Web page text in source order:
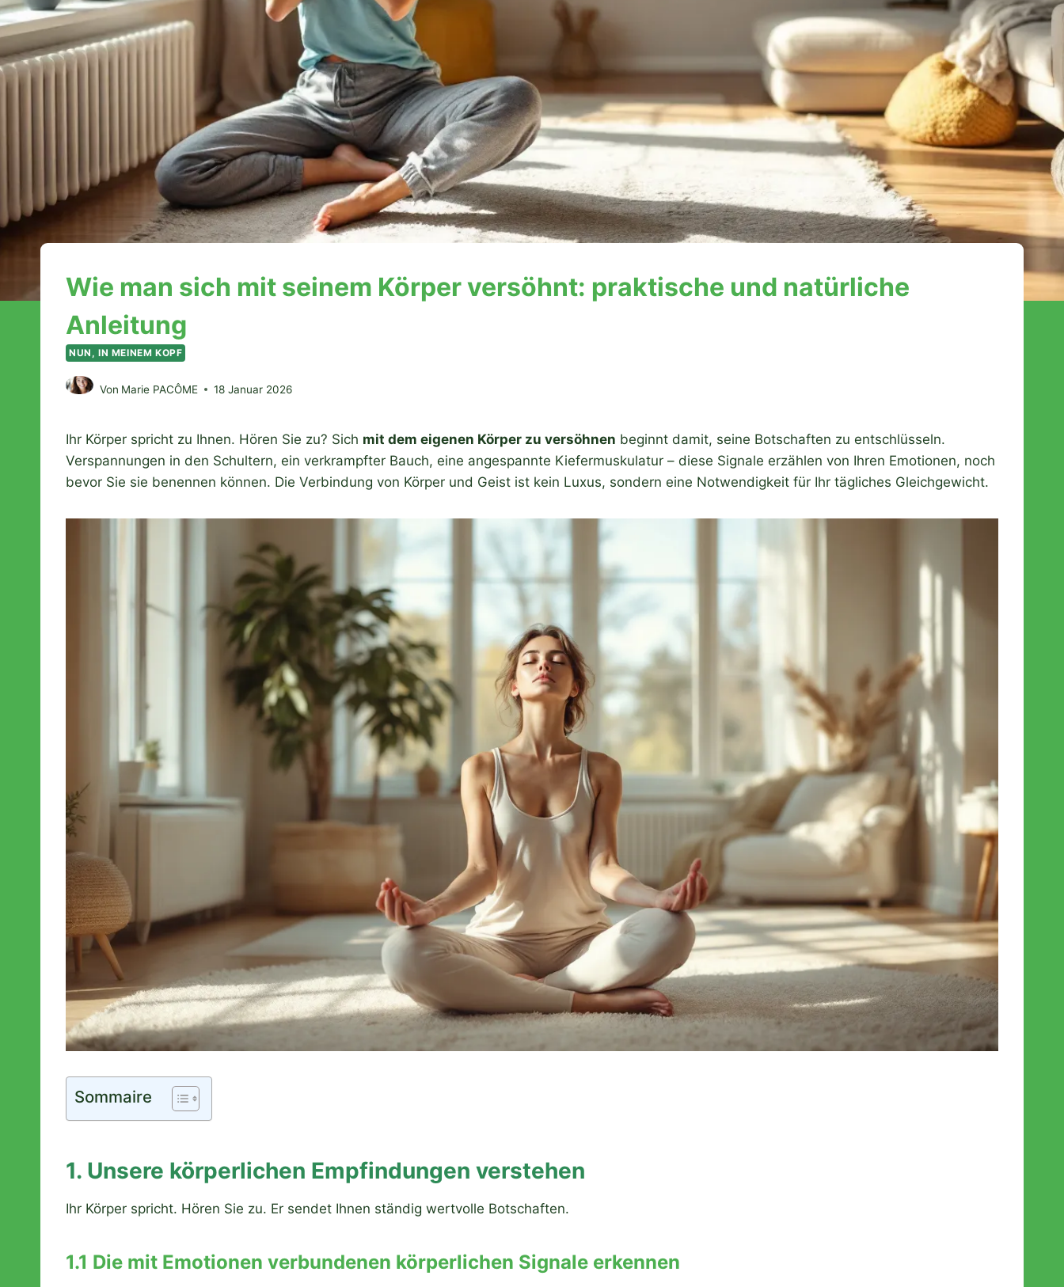
Wie man sich mit seinem Körper versöhnt: praktische und natürliche
Anleitung
NUN, IN MEINEM KOPF
Von Marie PACÔME 18 Januar 2026
Ihr Körper spricht zu Ihnen. Hören Sie zu? Sich mit dem eigenen Körper zu versöhnen beginnt damit, seine Botschaften zu entschlüsseln.
Verspannungen in den Schultern, ein verkrampfter Bauch, eine angespannte Kiefermuskulatur – diese Signale erzählen von Ihren Emotionen, noch
bevor Sie sie benennen können. Die Verbindung von Körper und Geist ist kein Luxus, sondern eine Notwendigkeit für Ihr tägliches Gleichgewicht.
Sommaire
1. Unsere körperlichen Empfindungen verstehen
Ihr Körper spricht. Hören Sie zu. Er sendet Ihnen ständig wertvolle Botschaften.
1.1 Die mit Emotionen verbundenen körperlichen Signale erkennen